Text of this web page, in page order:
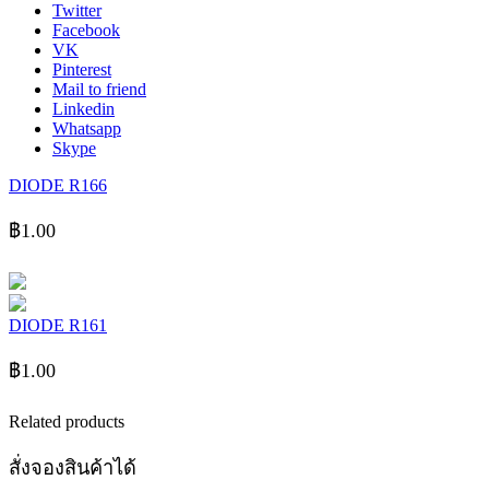
Twitter
Facebook
VK
Pinterest
Mail to friend
Linkedin
Whatsapp
Skype
DIODE R166
฿1.00
DIODE R161
฿1.00
Related products
สั่งจองสินค้าได้